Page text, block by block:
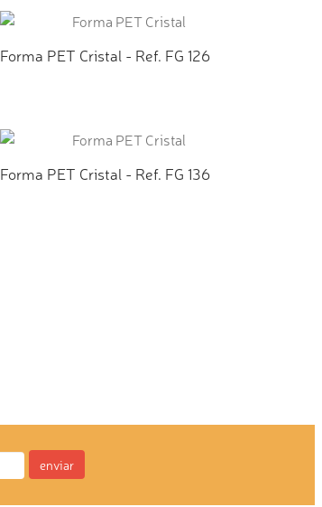
Forma PET Cristal - Ref. FG 126
Forma PET Cristal - Ref. FG 136
enviar